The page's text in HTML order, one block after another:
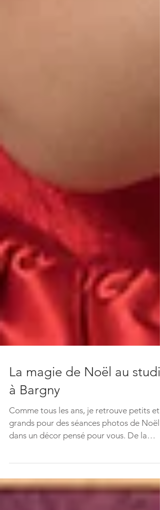
La magie de Noël au studio
à Bargny
Comme tous les ans, je retrouve petits et
dans un décor pensé pour vous. De la
magie et de la...